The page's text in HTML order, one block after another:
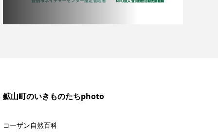
鉱山町のいきものたちphoto
コーザン自然百科